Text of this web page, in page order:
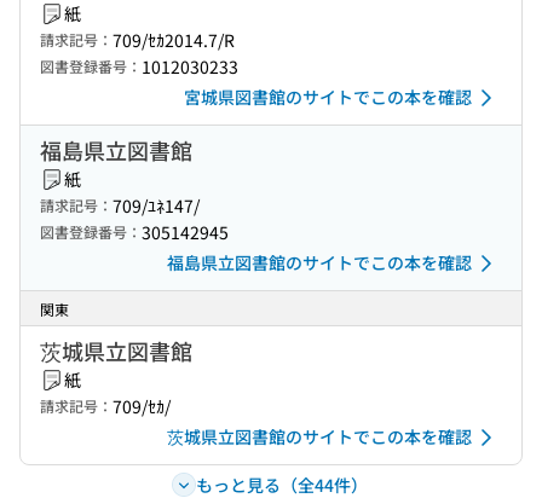
紙
請求記号： 709/ｾｶ2014.7/R
図書登録番号： 1012030233
宮城県図書館のサイトでこの本を確認
福島県立図書館
紙
請求記号： 709/ﾕﾈ147/
図書登録番号： 305142945
福島県立図書館のサイトでこの本を確認
関東
茨城県立図書館
紙
請求記号： 709/ｾｶ/
茨城県立図書館のサイトでこの本を確認
もっと見る（全44件）